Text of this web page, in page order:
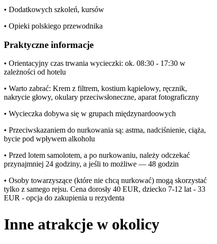
• Dodatkowych szkoleń, kursów
• Opieki polskiego przewodnika
Praktyczne informacje
• Orientacyjny czas trwania wycieczki: ok. 08:30 - 17:30 w
zależności od hotelu
• Warto zabrać: Krem z filtrem, kostium kąpielowy, ręcznik,
nakrycie głowy, okulary przeciwsłoneczne, aparat fotograficzny
• Wycieczka dobywa się w grupach międzynardoowych
• Przeciwskazaniem do nurkowania są: astma, nadciśnienie, ciąża,
bycie pod wpływem alkoholu
• Przed lotem samolotem, a po nurkowaniu, należy odczekać
przynajmniej 24 godziny, a jeśli to możliwe — 48 godzin
• Osoby towarzyszące (które nie chcą nurkować) mogą skorzystać
tylko z samego rejsu. Cena dorosły 40 EUR, dziecko 7-12 lat - 33
EUR - opcja do zakupienia u rezydenta
Inne atrakcje w okolicy